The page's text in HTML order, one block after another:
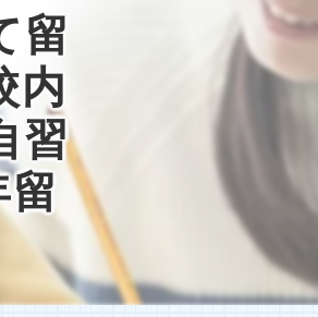
アカデミージュニアプログラム）
ジュニアプログラム）
向けオリエンテーション
留
内
習